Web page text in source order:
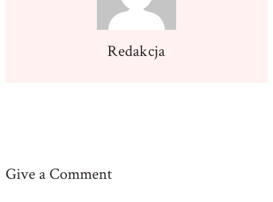
Redakcja
Give a Comment